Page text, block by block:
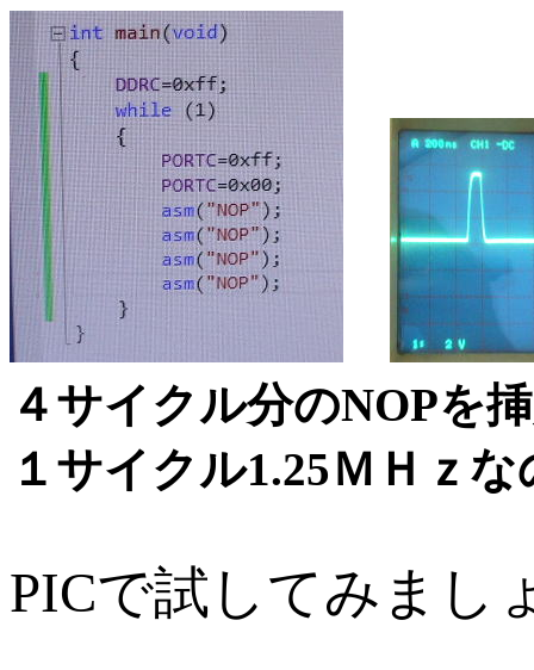
４サイクル
１サイクル1.25ＭＨｚ
PICで試してみまし